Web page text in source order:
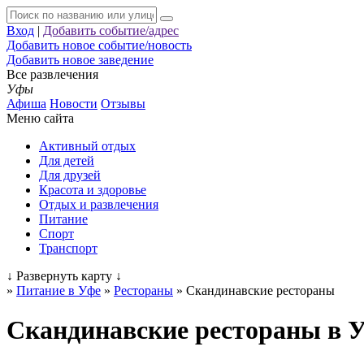
Вход | Добавить событие/адрес
Добавить новое событие/новость
Добавить новое заведение
Все развлечения
Уфы
Афиша Новости Отзывы
Меню сайта
Активный отдых
Для детей
Для друзей
Красота и здоровье
Отдых и развлечения
Питание
Спорт
Транспорт
↓ Развернуть карту ↓
» Питание в Уфе » Рестораны » Скандинавские рестораны
Скандинавские рестораны в